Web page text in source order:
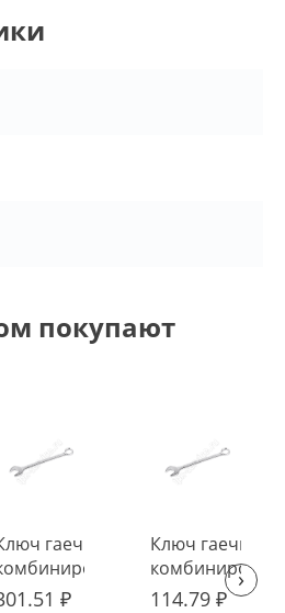
покупают
гаечный
₽
Ключ гаечный
19х19
114.79 ₽
›